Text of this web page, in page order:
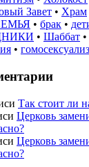
Завет • Храм
• брак •
• Шаббат •
•
Так стоит ли
Церковь
Церковь